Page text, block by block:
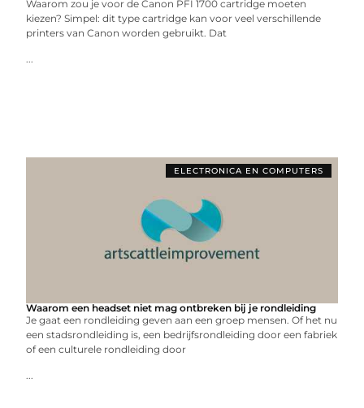
Waarom zou je voor de Canon PFI 1700 cartridge moeten
kiezen? Simpel: dit type cartridge kan voor veel verschillende
printers van Canon worden gebruikt. Dat
...
ELECTRONICA EN COMPUTERS
Waarom een headset niet mag ontbreken bij je rondleiding
Je gaat een rondleiding geven aan een groep mensen. Of het nu
een stadsrondleiding is, een bedrijfsrondleiding door een fabriek
of een culturele rondleiding door
...